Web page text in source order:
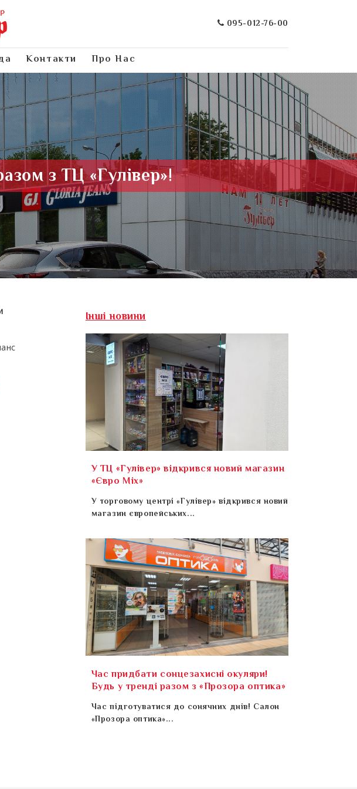
095-012-76-00
Контакти Про Нас
з ТЦ «Гулівер»!
Інші новини
У ТЦ «Гулівер» відкрився новий магазин
«Євро Mix»
У торговому центрі «Гулівер» відкрився новий
магазин європейських...
Час придбати сонцезахисні окуляри!
Будь у тренді разом з «Прозора оптика»
Час підготуватися до сонячних днів! Салон
«Прозора оптика»...